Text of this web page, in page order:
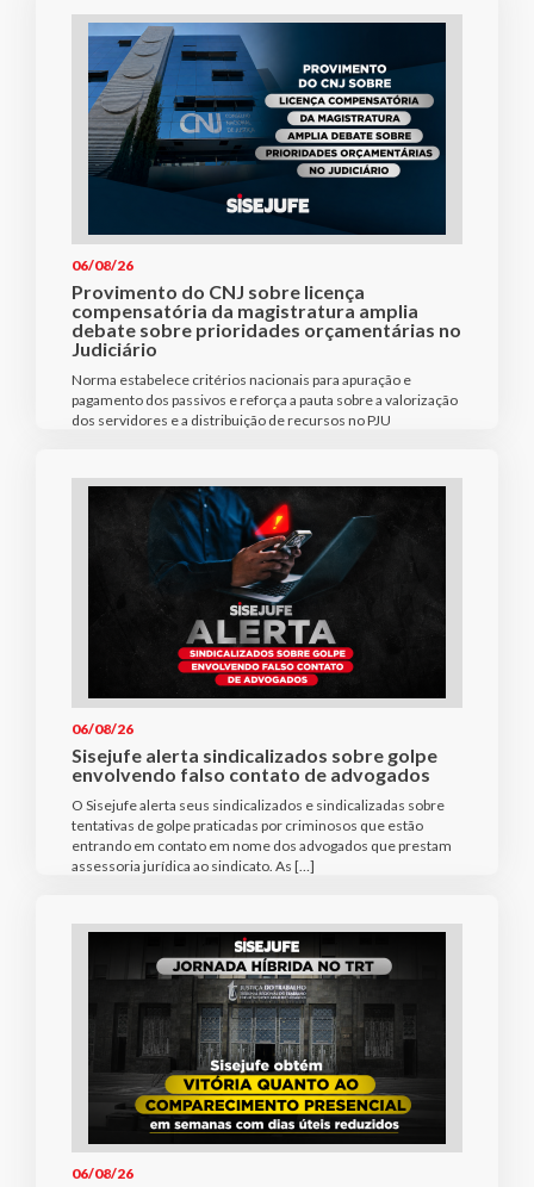
06/08/26
Provimento do CNJ sobre licença
compensatória da magistratura amplia
debate sobre prioridades orçamentárias no
Judiciário
Norma estabelece critérios nacionais para apuração e
pagamento dos passivos e reforça a pauta sobre a valorização
dos servidores e a distribuição de recursos no PJU
06/08/26
Sisejufe alerta sindicalizados sobre golpe
envolvendo falso contato de advogados
O Sisejufe alerta seus sindicalizados e sindicalizadas sobre
tentativas de golpe praticadas por criminosos que estão
entrando em contato em nome dos advogados que prestam
assessoria jurídica ao sindicato. As […]
06/08/26